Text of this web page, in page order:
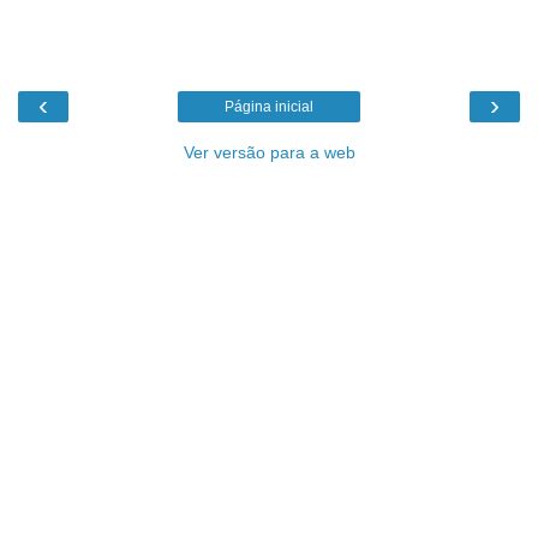
‹ ›
Página inicial
Ver versão para a web